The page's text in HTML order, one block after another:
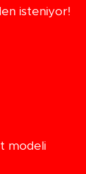
isteniyor!
modeli